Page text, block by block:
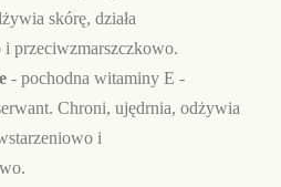
skórę, działa
przeciwzmarszczkowo.
- pochodna witaminy E -
Chroni, ujędrnia, odżywia
i